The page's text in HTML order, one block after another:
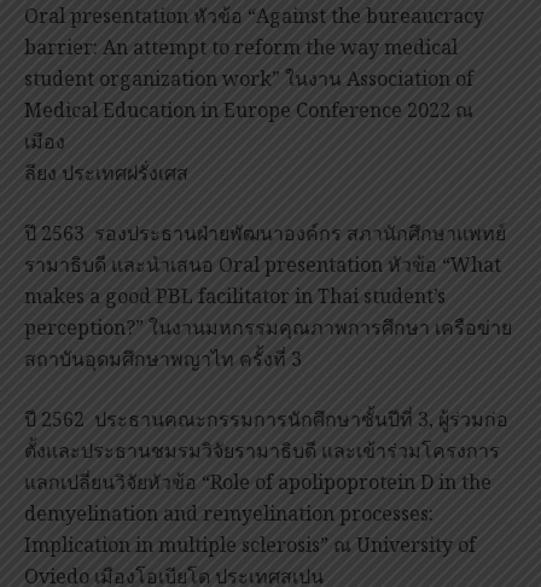
Oral presentation หัวข้อ “Against the bureaucracy
barrier: An attempt to reform the way medical
student organization work” ในงาน Association of
Medical Education in Europe Conference 2022 ณ
เมือง
ลียง ประเทศฝรั่งเศส
ปี 2563 รองประธานฝ่ายพัฒนาองค์กร สภานักศึกษาแพทย์
รามาธิบดี และนำเสนอ Oral presentation หัวข้อ “What
makes a good PBL facilitator in Thai student’s
perception?” ในงานมหกรรมคุณภาพการศึกษา เครือข่าย
สถาบันอุดมศึกษาพญาไท ครั้งที่ 3
ปี 2562 ประธานคณะกรรมการนักศึกษาชั้นปีที่ 3, ผู้ร่วมก่อ
ตั้งและประธานชมรมวิจัยรามาธิบดี และเข้าร่วมโครงการ
แลกเปลี่ยนวิจัยหัวข้อ “Role of apolipoprotein D in the
demyelination and remyelination processes:
Implication in multiple sclerosis” ณ University of
Oviedo เมืองโอเบียโด ประเทศสเปน